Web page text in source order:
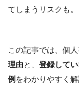
てしまうリスクも。
この記事では、個
理由と、 登録して
例 をわかりやすく解